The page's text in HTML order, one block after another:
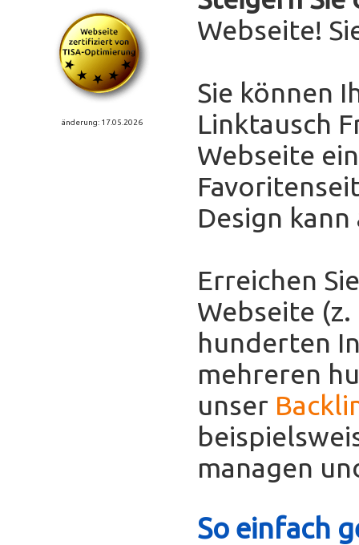
änderung: 17.05.2026
Webseite!
Sie können
Linktausch
Webseite
Design
Erreichen
Webseite
hunderten
mehreren
unser
managen
So einfach